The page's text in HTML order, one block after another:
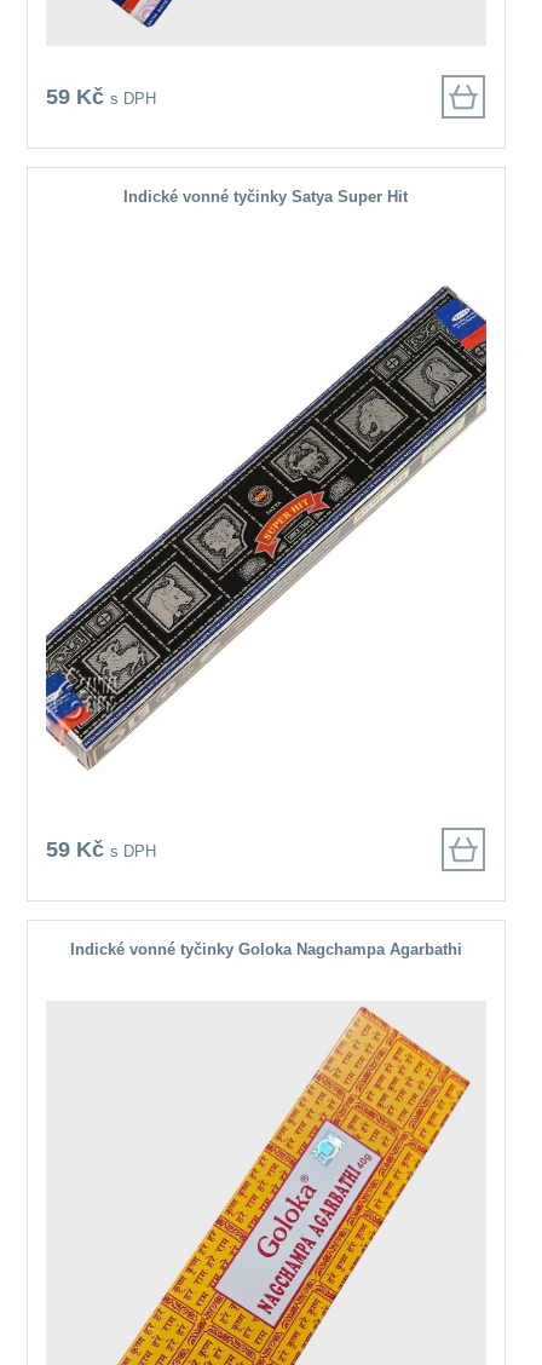
59 Kčs DPH
Indické vonné tyčinky Satya Super Hit
59 Kčs DPH
Indické vonné tyčinky Goloka Nagchampa Agarbathi